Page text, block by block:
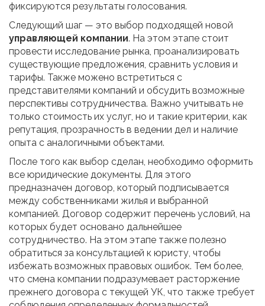
фиксируются результаты голосования.
Следующий шаг — это выбор подходящей новой
управляющей компании. На этом этапе стоит
провести исследование рынка, проанализировать
существующие предложения, сравнить условия и
тарифы. Также можено встретиться с
представителями компаний и обсудить возможные
перспективы сотрудничества. Важно учитывать не
только стоимость их услуг, но и такие критерии, как
репутация, прозрачность в ведении дел и наличие
опыта с аналогичными объектами.
После того как выбор сделан, необходимо оформить
все юридические документы. Для этого
предназначен договор, который подписывается
между собственниками жилья и выбранной
компанией. Договор содержит перечень условий, на
которых будет основано дальнейшее
сотрудничество. На этом этапе также полезно
обратиться за консультацией к юристу, чтобы
избежать возможных правовых ошибок. Тем более,
что смена компании подразумевает расторжение
прежнего договора с текущей УК, что также требует